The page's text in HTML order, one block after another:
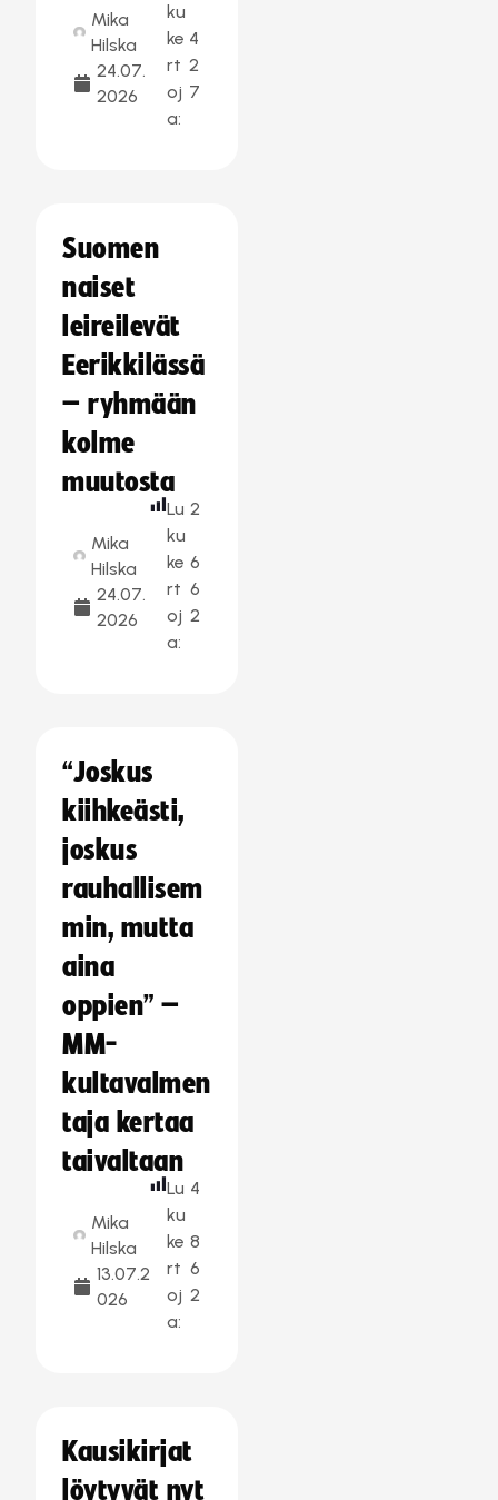
Mika
Hilska
24.07.
2026
ku
ke
rt
oj
a:
4
2
7
Suomen
naiset
leireilevät
Eerikkilässä
– ryhmään
kolme
muutosta
Mika
Hilska
24.07.
2026
Lu
ku
ke
rt
oj
a:
2
6
6
2
“Joskus
kiihkeästi,
joskus
rauhallisem
min, mutta
aina
oppien” –
MM-
kultavalmen
taja kertaa
taivaltaan
Mika
Hilska
13.07.2
026
Lu
ku
ke
rt
oj
a:
4
8
6
2
Kausikirjat
löytyvät nyt